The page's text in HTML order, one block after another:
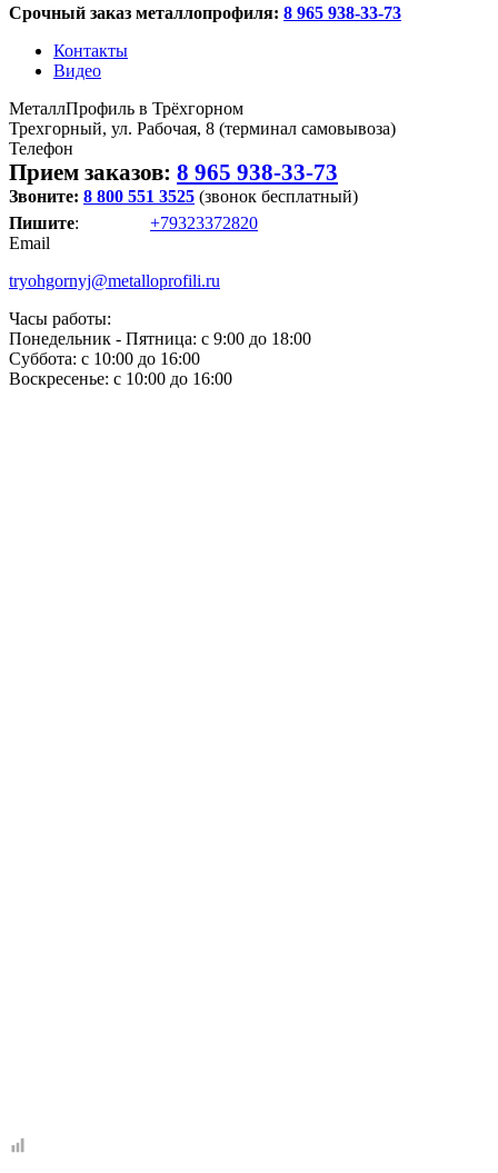
Срочный заказ металлопрофиля: 8 965 938-33-73
Контакты
Видео
МеталлПрофиль в Трёхгорном
Трехгорный, ул. Рабочая, 8 (терминал самовывоза)
Телефон
Прием заказов: 8 965 938-33-73
Звоните: 8 800 551 3525 (звонок бесплатный)
Пишите:
+79323372820
Email
tryohgornyj@metalloprofili.ru
Часы работы:
Понедельник - Пятница: с 9:00 до 18:00
Суббота: с 10:00 до 16:00
Воскресенье: с 10:00 до 16:00